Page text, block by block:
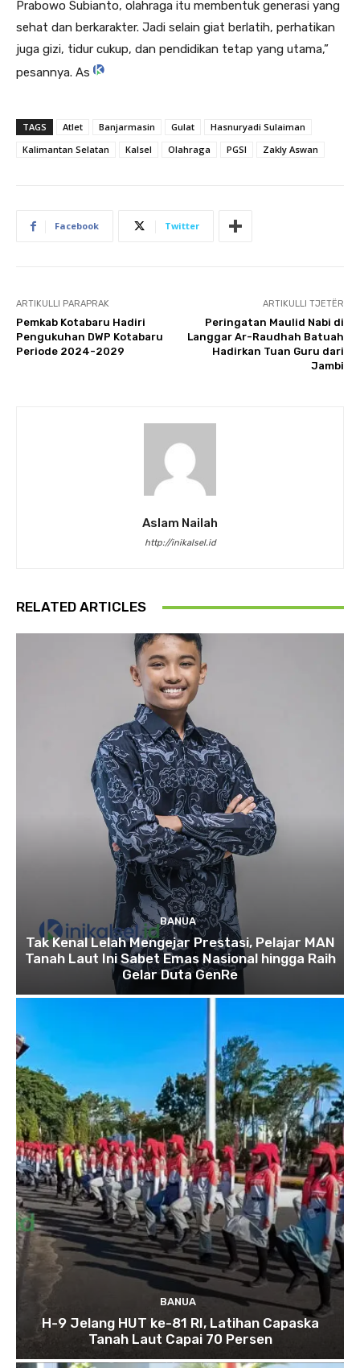
Prabowo Subianto, olahraga itu membentuk generasi yang
sehat dan berkarakter. Jadi selain giat berlatih, perhatikan
juga gizi, tidur cukup, dan pendidikan tetap yang utama,”
pesannya. As
TAGS Atlet Banjarmasin Gulat
Hasnuryadi Sulaiman
Kalimantan Selatan
Kalsel Olahraga PGSI Zakly Aswan
Facebook Twitter
ARTIKULLI PARAPRAK
Pemkab Kotabaru Hadiri
Pengukuhan DWP Kotabaru
Periode 2024-2029
ARTIKULLI TJETËR
Peringatan Maulid Nabi di
Langgar Ar-Raudhah Batuah
Hadirkan Tuan Guru dari
Jambi
Aslam Nailah
http://inikalsel.id
RELATED ARTICLES
BANUA
Tak Kenal Lelah Mengejar Prestasi, Pelajar MAN
Tanah Laut Ini Sabet Emas Nasional hingga Raih
Gelar Duta GenRe
BANUA
H-9 Jelang HUT ke-81 RI, Latihan Capaska
Tanah Laut Capai 70 Persen